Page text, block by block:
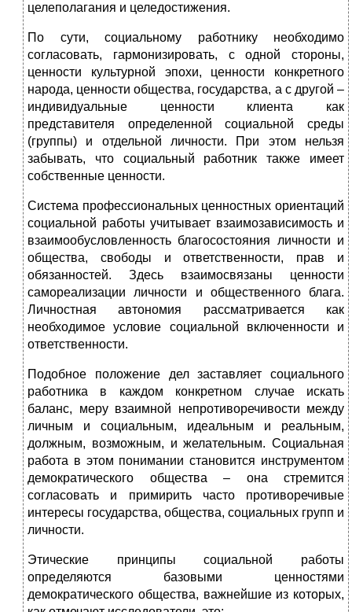
целеполагания и целедостижения.
По сути, социальному работнику необходимо
согласовать, гармонизировать, с одной стороны,
ценности культурной эпохи, ценности конкретного
народа, ценности общества, государства, а с другой –
индивидуальные ценности клиента как
представителя определенной социальной среды
(группы) и отдельной личности. При этом нельзя
забывать, что социальный работник также имеет
собственные ценности.
Система профессиональных ценностных ориентаций
социальной работы учитывает взаимозависимость и
взаимообусловленность благосостояния личности и
общества, свободы и ответственности, прав и
обязанностей. Здесь взаимосвязаны ценности
самореализации личности и общественного блага.
Личностная автономия рассматривается как
необходимое условие социальной включенности и
ответственности.
Подобное положение дел заставляет социального
работника в каждом конкретном случае искать
баланс, меру взаимной непротиворечивости между
личным и социальным, идеальным и реальным,
должным, возможным, и желательным. Социальная
работа в этом понимании становится инструментом
демократического общества – она стремится
согласовать и примирить часто противоречивые
интересы государства, общества, социальных групп и
личности.
Этические принципы социальной работы
определяются базовыми ценностями
демократического общества, важнейшие из которых,